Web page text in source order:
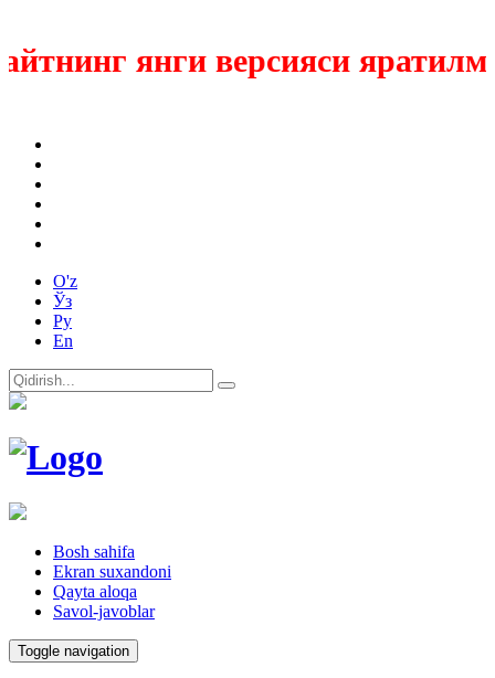
янги версияси
O'z
Ўз
Ру
En
Bosh sahifa
Ekran suxandoni
Qayta aloqa
Savol-javoblar
Toggle navigation